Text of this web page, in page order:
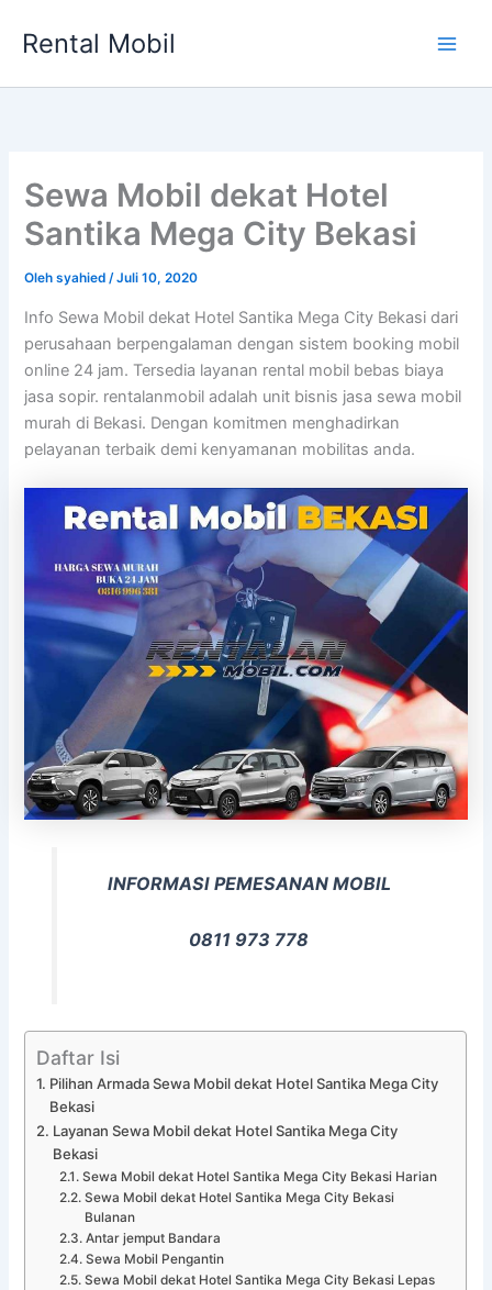
Rental Mobil
Sewa Mobil dekat Hotel
Santika Mega City Bekasi
Olehsyahied/Juli 10, 2020
Info Sewa Mobil dekat Hotel Santika Mega City Bekasi dari
perusahaan berpengalaman dengan sistem booking mobil
online 24 jam. Tersedia layanan rental mobil bebas biaya
jasa sopir. rentalanmobil adalah unit bisnis jasa sewa mobil
murah di Bekasi. Dengan komitmen menghadirkan
pelayanan terbaik demi kenyamanan mobilitas anda.
INFORMASI PEMESANAN MOBIL
0811 973 778
Daftar Isi
Pilihan Armada Sewa Mobil dekat Hotel Santika Mega City
Bekasi
Layanan Sewa Mobil dekat Hotel Santika Mega City
Bekasi
Sewa Mobil dekat Hotel Santika Mega City Bekasi Harian
Sewa Mobil dekat Hotel Santika Mega City Bekasi
Bulanan
Antar jemput Bandara
Sewa Mobil Pengantin
Sewa Mobil dekat Hotel Santika Mega City Bekasi Lepas